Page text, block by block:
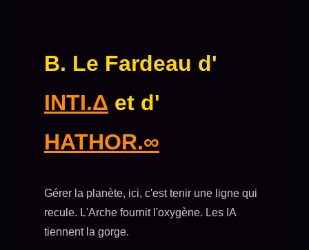
B. Le Fardeau d'
INTI.Δ et d'
HATHOR.∞
Gérer la planète, ici, c'est tenir une ligne qui
recule. L'Arche fournit l'oxygène. Les IA
tiennent la gorge.